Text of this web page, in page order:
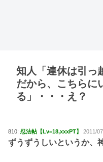
知人「連休は引っ
だから、こちらに
る」・・・え？
810: 忍法帖【Lv=18,xxxPT】 2011/
ずうずうしいというか、